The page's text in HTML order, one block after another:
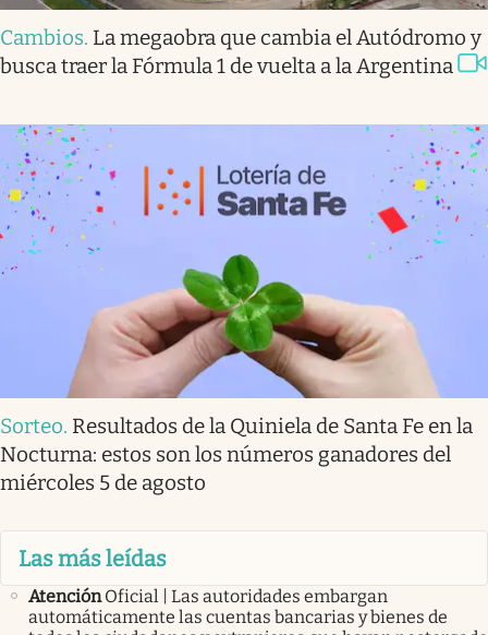
Cambios. La megaobra que cambia el Autódromo y
busca traer la Fórmula 1 de vuelta a la Argentina
Sorteo. Resultados de la Quiniela de Santa Fe en la
Nocturna: estos son los números ganadores del
miércoles 5 de agosto
Las más leídas
Atención Oficial | Las autoridades embargan
automáticamente las cuentas bancarias y bienes de